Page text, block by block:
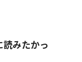
読みたかっ